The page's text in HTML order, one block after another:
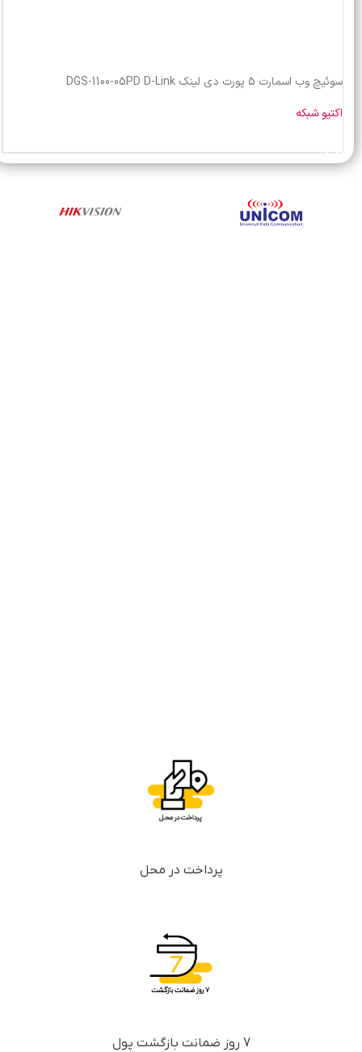
سوئیچ وب اسمارت 5 پورت دی لینک DGS-1100-05PD D-Link
اکتیو شبکه
پرداخت در محل
7 روز ضمانت بازگشت پول